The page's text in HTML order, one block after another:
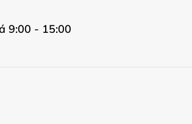
9:00 - 15:00